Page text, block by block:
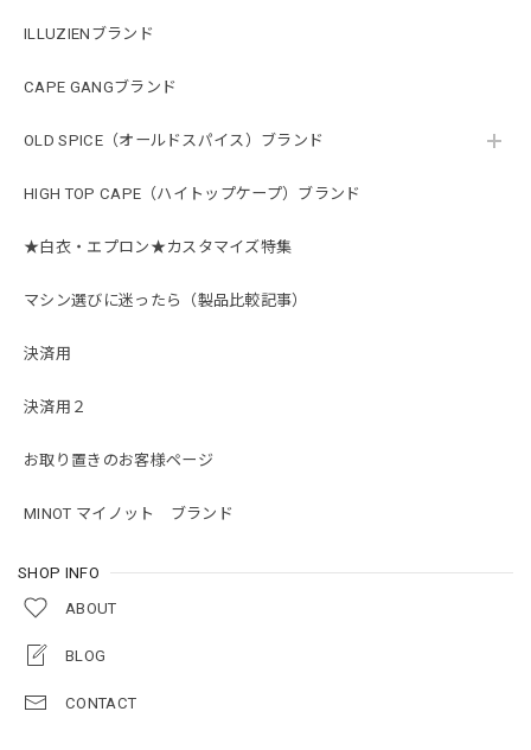
ILLUZIENブランド
CAPE GANGブランド
OLD SPICE（オールドスパイス）ブランド
HIGH TOP CAPE（ハイトップケープ）ブランド
★白衣・エプロン★カスタマイズ特集
マシン選びに迷ったら（製品比較記事）
決済用
決済用２
お取り置きのお客様ページ
MINOT マイノット ブランド
SHOP INFO
ABOUT
BLOG
CONTACT